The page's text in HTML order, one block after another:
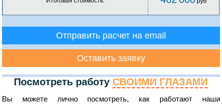
Отправить расчет на email
Оставить заявку
Посмотреть работуСВОИМИ ГЛАЗАМИ
Вы можете лично посмотреть, как работают наши